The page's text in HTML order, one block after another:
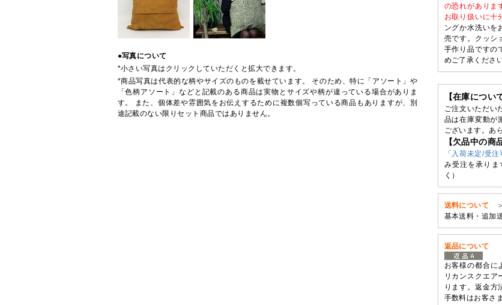
●写真について
*小さい写真はクリックしていただくと拡大できます。
*商品写真は代表的な柄やサイズのものを載せています。 そのため、特に「アソート」や
「色柄アソート」などと記載のある商品は実物とサイズや柄が違っている場合がありま
す。 また、個体差や雰囲気をお伝えするために複数個写っている商品もありますが、別
途記載のない限りセット商品ではありません。
の恐れがありま
お取り扱いに十
ングか水洗いを
売です。クッシ
手作り品ですの
めご了承ください
【在庫につい
ご注文いただい
品は在庫変動が
ございます。あ
【欠品中の商
「入荷未定/受注
み受注を承り
く）
送料について
基本送料・追加
返品について
お客様の都合に
リカンスクエア
ります。返金方
手数料はお客さ